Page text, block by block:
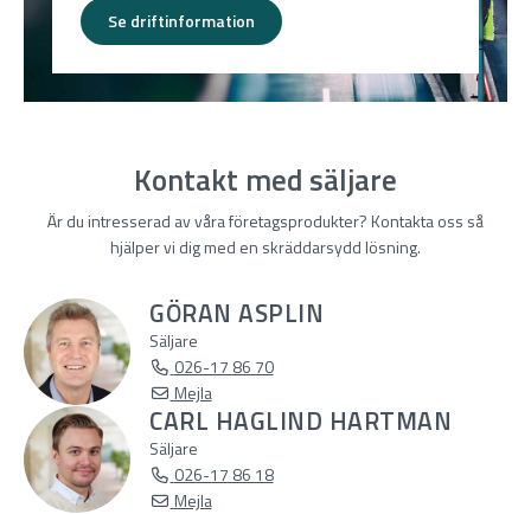
Se driftinformation
Kontakt med säljare
Är du intresserad av våra företagsprodukter? Kontakta oss så
hjälper vi dig med en skräddarsydd lösning.
GÖRAN ASPLIN
Säljare
026-17 86 70
Mejla
CARL HAGLIND HARTMAN
Säljare
026-17 86 18
Mejla